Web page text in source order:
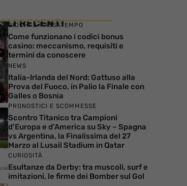
RECENTI
GIOCHI E PASSATEMPO
Come funzionano i codici bonus
casino: meccanismo, requisiti e
termini da conoscere
NEWS
Italia-Irlanda del Nord: Gattuso alla
Prova del Fuoco, in Palio la Finale con
Galles o Bosnia
PRONOSTICI E SCOMMESSE
Scontro Titanico tra Campioni
d’Europa e d’America su Sky – Spagna
vs Argentina, la Finalissima del 27
Marzo al Lusail Stadium in Qatar
CURIOSITÀ
Esultanze da Derby: tra muscoli, surf e
imitazioni, le firme dei Bomber sul Gol